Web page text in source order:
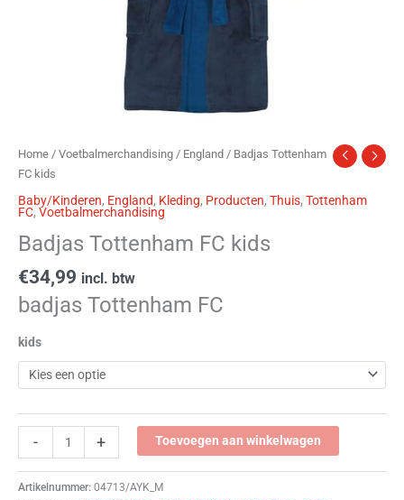
Home / Voetbalmerchandising / England / Badjas Tottenham
FC kids
Baby/Kinderen, England, Kleding, Producten, Thuis, Tottenham
FC, Voetbalmerchandising
Badjas Tottenham FC kids
€34,99 incl. btw
badjas Tottenham FC
kids
- + Toevoegen aan winkelwagen
Artikelnummer: 04713/AYK_M